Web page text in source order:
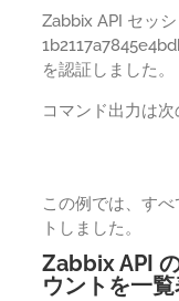
Zabbix API セッ
を認証しました。
コマンド出力は次
この例では、す
トしました。
Zabbix API
ウントを一